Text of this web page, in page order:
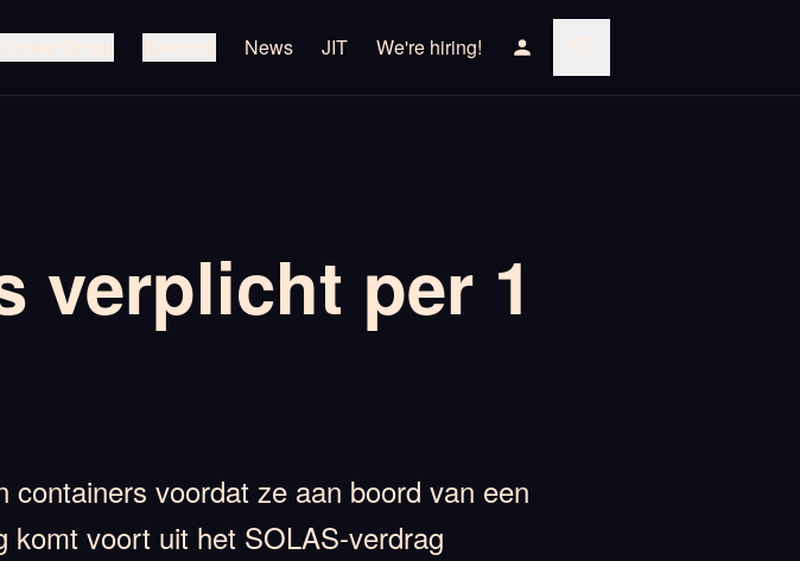
Jordex Group Services News JIT We're hiring!
verplicht per 1
voordat ze aan boord van een
komt voort uit het SOLAS-verdrag